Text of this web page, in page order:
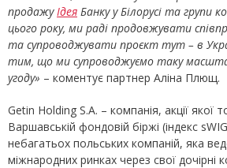
продажуІдея Банку у Білорусі та групи
цього року, ми раді продовжувати
та супроводжувати проєкт тут – в
тим, що ми супроводжуємо таку
угоду» – коментує партнер Аліна Плющ.
Getin Holding S.A. – компанія, акції якої
Варшавській фондовій біржі (індекс
небагатьох польських компаній, яка
міжнародних ринках через свої дочірні